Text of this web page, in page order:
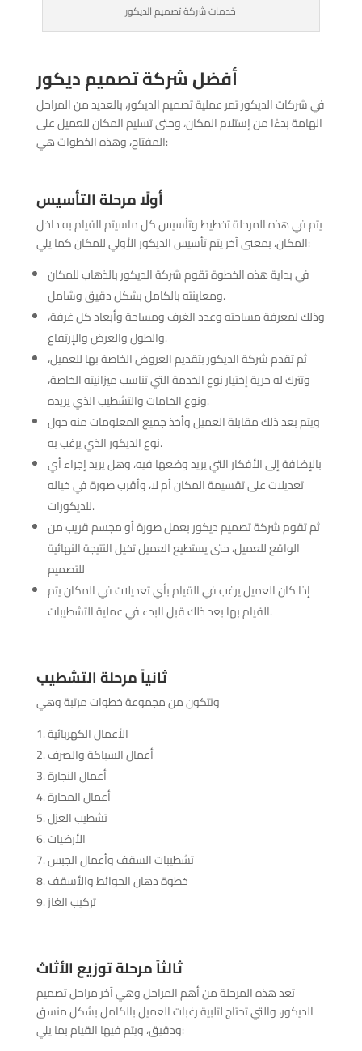
خدمات شركة تصميم الديكور
أفضل شركة تصميم ديكور
في شركات الديكور تمر عملية تصميم الديكور، بالعديد من المراحل
الهامة بدءًا من إستلام المكان، وحتى تسليم المكان للعميل على
المفتاح، وهذه الخطوات هي:
أولًا مرحلة التأسيس
يتم في هذه المرحلة تخطيط وتأسيس كل ماسيتم القيام به داخل
المكان، بمعنى آخر يتم تأسيس الديكور الأولي للمكان كما يلي:
في بداية هذه الخطوة تقوم شركة الديكور بالذهاب للمكان
ومعاينته بالكامل بشكل دقيق وشامل.
وذلك لمعرفة مساحته وعدد الغرف ومساحة وأبعاد كل غرفة،
والطول والعرض والإرتفاع.
ثم تقدم شركة الديكور بتقديم العروض الخاصة بها للعميل،
وتترك له حرية إختيار نوع الخدمة التي تناسب ميزانيته الخاصة،
ونوع الخامات والتشطيب الذي يريده.
ويتم بعد ذلك مقابلة العميل وأخذ جميع المعلومات منه حول
نوع الديكور الذي يرغب به.
بالإضافة إلى الأفكار التي يريد وضعها فيه، وهل يريد إجراء أي
تعديلات على تقسيمة المكان أم لا، وأقرب صورة في خياله
للديكورات.
ثم تقوم شركة تصميم ديكور بعمل صورة أو مجسم قريب من
الواقع للعميل، حتى يستطيع العميل تخيل النتيجة النهائية
للتصميم
إذا كان العميل يرغب في القيام بأي تعديلات في المكان يتم
القيام بها بعد ذلك قبل البدء في عملية التشطيبات.
ثانياً مرحلة التشطيب
وتتكون من مجموعة خطوات مرتبة وهي
الأعمال الكهربائية
أعمال السباكة والصرف
أعمال النجارة
أعمال المحارة
تشطيب العزل
الأرضيات
تشطيبات السقف وأعمال الجبس
خطوة دهان الحوائط والأسقف
تركيب الغاز
ثالثاً مرحلة توزيع الأثاث
تعد هذه المرحلة من أهم المراحل وهي آخر مراحل تصميم
الديكور، والتي تحتاج لتلبية رغبات العميل بالكامل بشكل منسق
ودقيق، ويتم فيها القيام بما يلي: